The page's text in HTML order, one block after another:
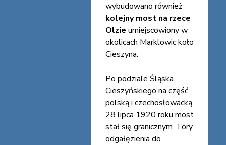
wybudowano również
kolejny most na rzece
Olzie umiejscowiony w
okolicach Marklowic koło
Cieszyna.
Po podziale Śląska
Cieszyńskiego na część
polską i czechosłowacką
28 lipca 1920 roku most
stał się granicznym. Tory
odgałęzienia do